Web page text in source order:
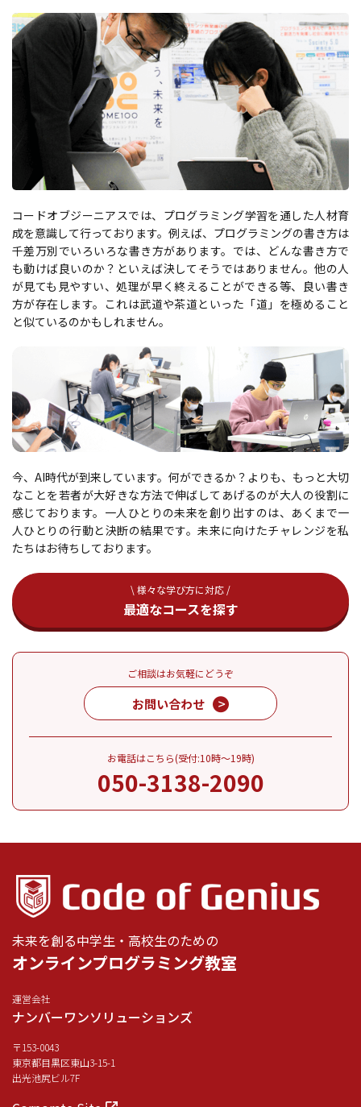
コードオブジーニアスでは、プログラミング学習を通した人材育
成を意識して行っております。例えば、プログラミングの書き方は
千差万別でいろいろな書き方があります。では、どんな書き方で
も動けば良いのか？といえば決してそうではありません。他の人
が見ても見やすい、処理が早く終えることができる等、良い書き
方が存在します。これは武道や茶道といった「道」を極めること
と似ているのかもしれません。
今、AI時代が到来しています。何ができるか？よりも、もっと大切
なことを若者が大好きな方法で伸ばしてあげるのが大人の役割に
感じております。一人ひとりの未来を創り出すのは、あくまで一
人ひとりの行動と決断の結果です。未来に向けたチャレンジを私
たちはお待ちしております。
\ 様々な学び方に対応 /
最適なコースを探す
ご相談はお気軽にどうぞ
お問い合わせ
お電話はこちら(受付:10時～19時)
050-3138-2090
未来を創る中学生・高校生のための
オンラインプログラミング教室
運営会社
ナンバーワンソリューションズ
〒153-0043
東京都目黒区東山3-15-1
出光池尻ビル7F